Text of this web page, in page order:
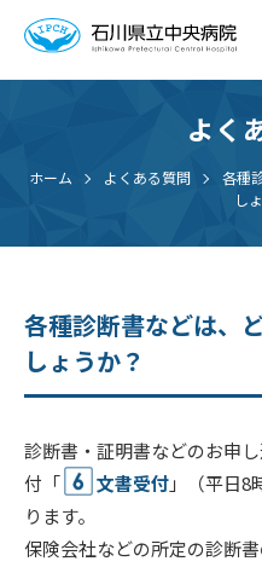
診療受付時間：午前8時20
休診⽇： 土曜、日曜、
⾯会時間： 全日 午後2時
よく
ホーム よくある質問
各種
し
各種診断書などは、
しょうか？
診断書・証明書などのお申
付「
文書受付」（平日8
ります。
保険会社などの所定の診断